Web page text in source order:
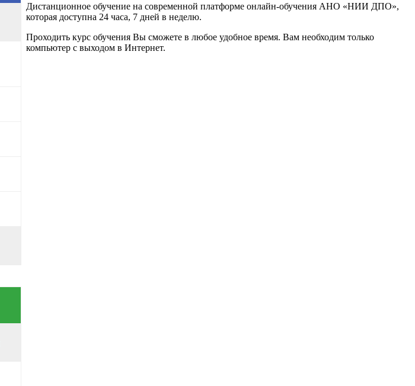
Дистанционное обучение на современной платформе онлайн-обучения АНО «НИИ ДПО»,
которая доступна 24 часа, 7 дней в неделю.
Проходить курс обучения Вы сможете в любое удобное время. Вам необходим только
компьютер с выходом в Интернет.